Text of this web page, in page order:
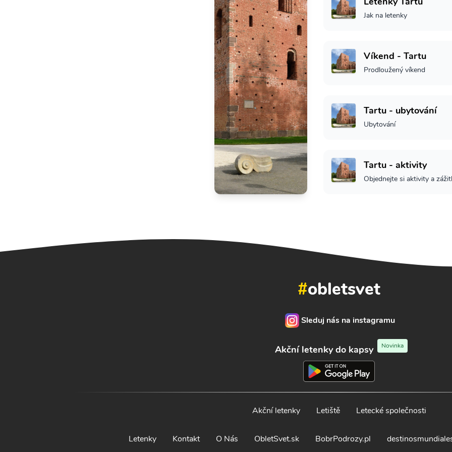
Jak na letenky
Víkend - Tartu
Prodloužený víkend
Tartu - ubytování
Ubytování
Tartu - aktivity
Objednejte si aktivity a
#obletsvet
Sleduj nás na instagramu
Akční letenky do kapsy Novinka
Akční letenky Letiště Letecké společnosti
Letenky Kontakt O Nás ObletSvet.sk BobrPodrozy.pl